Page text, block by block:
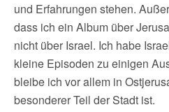
und Erfahrungen stehen.
dass ich ein Album über
nicht über Israel. Ich habe
kleine Episoden zu einigen
bleibe ich vor allem in
besonderer Teil der Stadt ist.